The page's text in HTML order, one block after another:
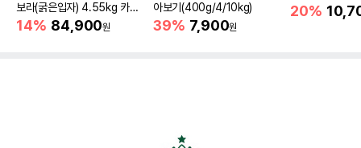
보라(굵은입자) 4.55kg 카사
바모래
14% 84,900원
아보기(400g/4/10kg)
39% 7,900원
20%